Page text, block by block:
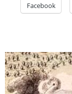
Facebook